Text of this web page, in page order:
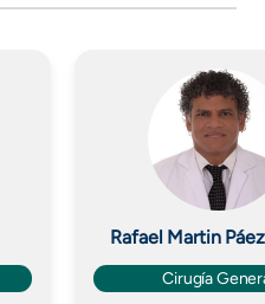
Imagen
Rafael Martin
Cirugía